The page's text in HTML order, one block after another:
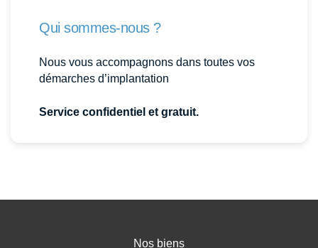
Qui sommes-nous ?
Nous vous accompagnons dans toutes vos
démarches d’implantation
Service confidentiel et gratuit.
Nos biens